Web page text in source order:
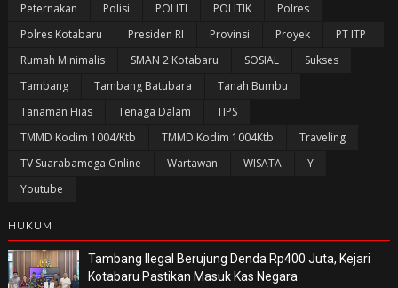
Peternakan
Polisi POLITI POLITIK
Polres
Polres Kotabaru
Presiden RI Provinsi Proyek
PT ITP .
Rumah Minimalis
SMAN 2 Kotabaru SOSIAL
Sukses
Tambang
Tambang Batubara
Tanah Bumbu
Tanaman Hias
Tenaga Dalam
TIPS
TMMD Kodim 1004/Ktb
TMMD Kodim 1004Ktb
Traveling
TV Suarabamega Online
Wartawan WISATA
Y
Youtube
HUKUM
Tambang Ilegal Berujung Denda Rp400 Juta, Kejari
Kotabaru Pastikan Masuk Kas Negara